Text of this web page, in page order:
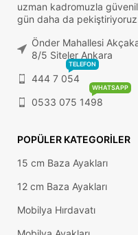
uzman kadromuzla
gün daha da
Önder Mahallesi
8/5 Siteler Ankara
444 7 054
TELEFON
0533 075 1498
WHATSAPP
POPÜLER KATEGORILER
15 cm Baza Ayakları
12 cm Baza Ayakları
Mobilya Hırdavatı